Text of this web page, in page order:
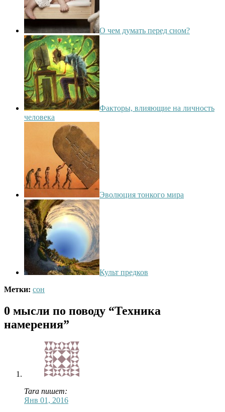
О чем думать перед сном?
Факторы, влияющие на личность
человека
Эволюция тонкого мира
Культ предков
Метки: сон
0 мысли по поводу “Техника
намерения”
Tara пишет:
Янв 01, 2016